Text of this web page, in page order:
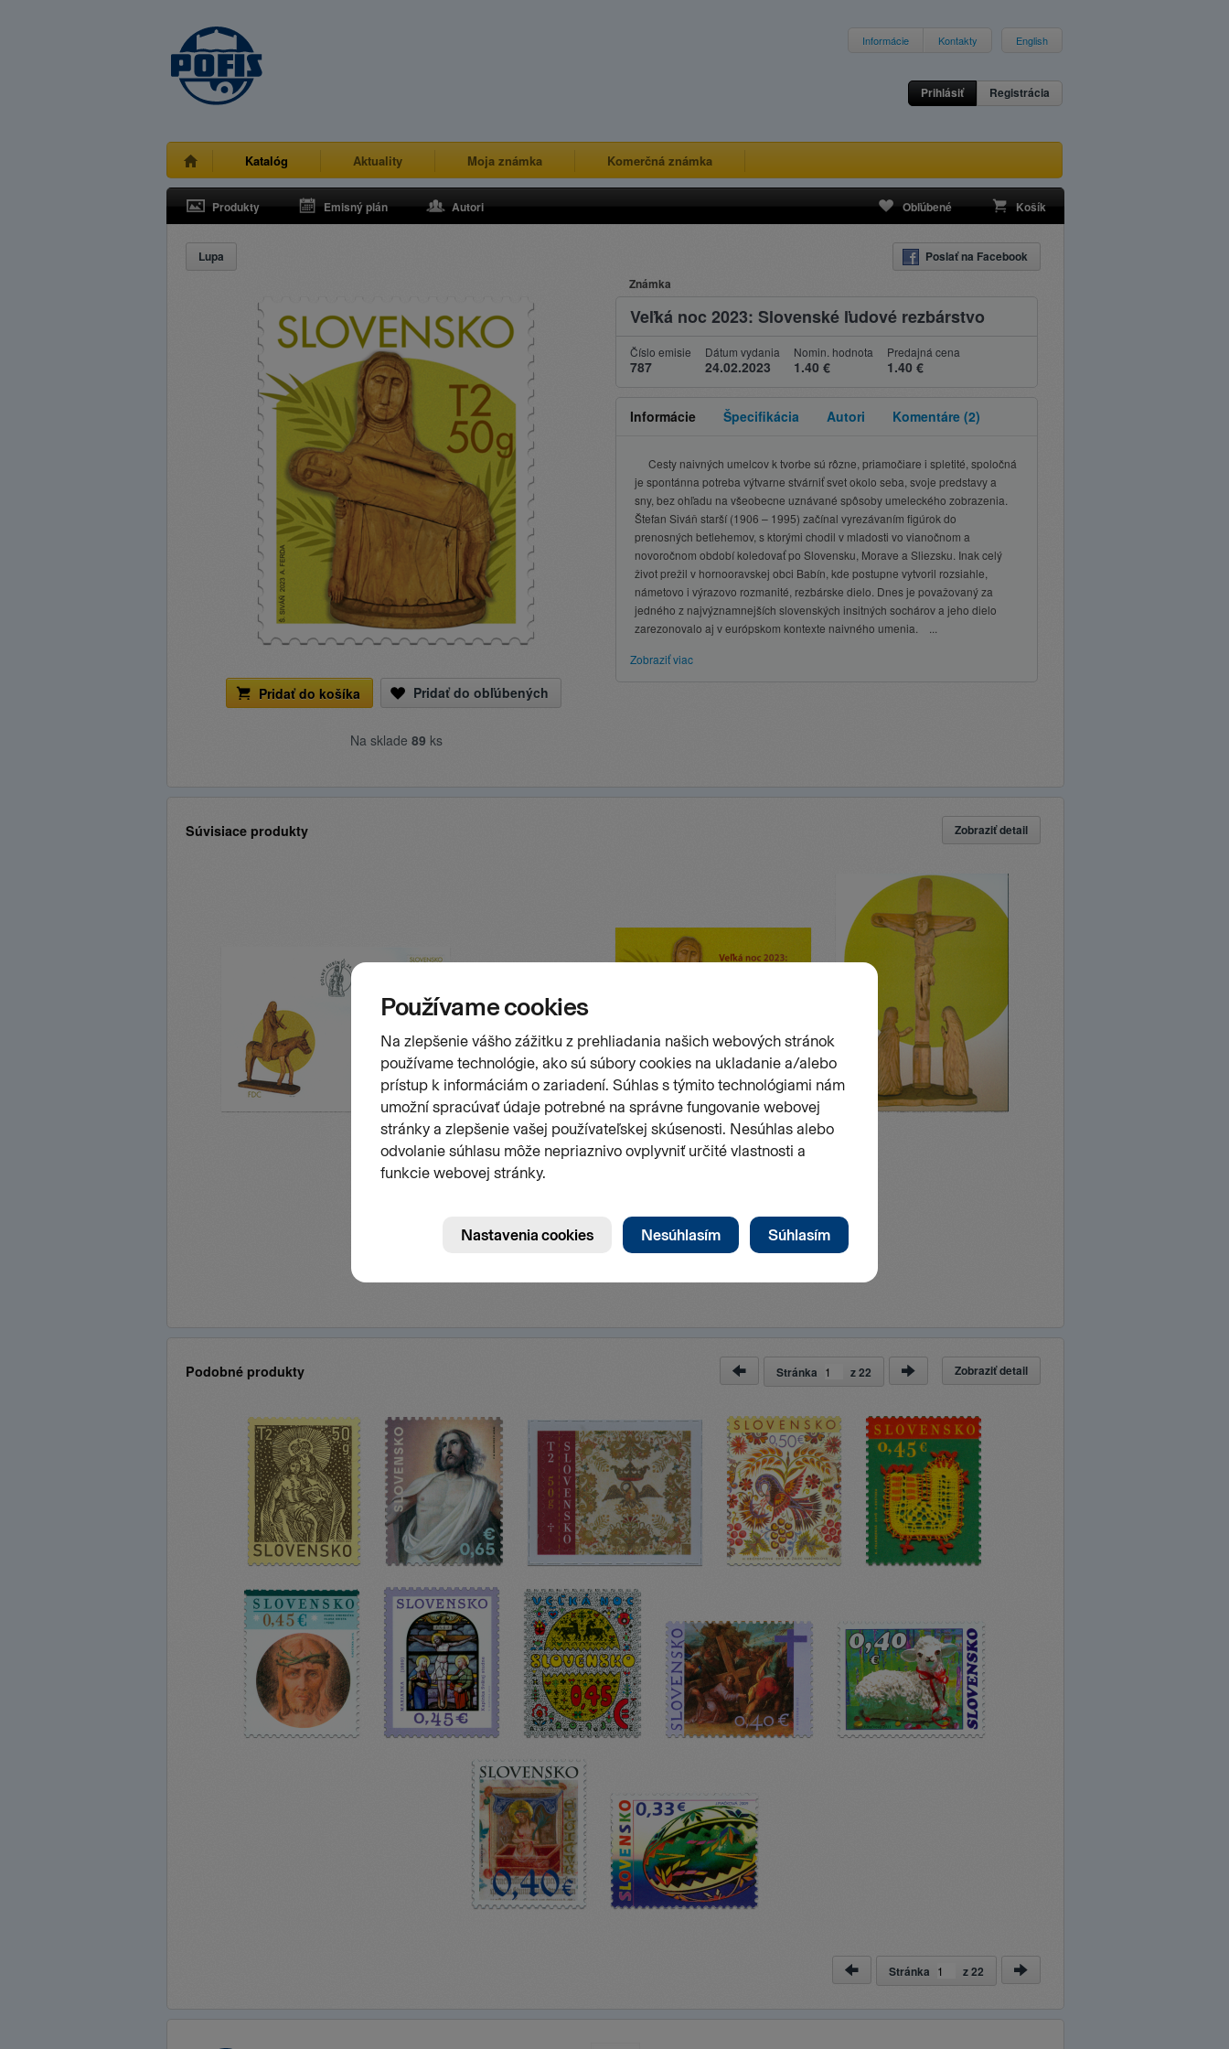
Informácie Kontakty English
Prihlásiť Registrácia
Katalóg Aktuality Moja známka Komerčná známka
Produkty Emisný plán Autori Obľúbené Košík
Lupa Poslať na Facebook
Pridať do košíka Pridať do obľúbených
Na sklade 89 ks
Známka
Veľká noc 2023: Slovenské ľudové rezbárstvo
Číslo emisie
787
Dátum vydania
24.02.2023
Nomin. hodnota
1.40 €
Predajná cena
1.40 €
Informácie Špecifikácia Autori Komentáre (2)
Cesty naivných umelcov k tvorbe sú rôzne, priamočiare i spletité, spoločná
je spontánna potreba výtvarne stvárniť svet okolo seba, svoje predstavy a
sny, bez ohľadu na všeobecne uznávané spôsoby umeleckého zobrazenia.
Štefan Siváň starší (1906 – 1995) začínal vyrezávaním figúrok do
prenosných betlehemov, s ktorými chodil v mladosti vo vianočnom a
novoročnom období koledovať po Slovensku, Morave a Sliezsku. Inak celý
život prežil v hornooravskej obci Babín, kde postupne vytvoril rozsiahle,
námetovo i výrazovo rozmanité, rezbárske dielo. Dnes je považovaný za
jedného z najvýznamnejších slovenských insitných sochárov a jeho dielo
zarezonovalo aj v európskom kontexte naivného umenia. ...
Zobraziť viac
Súvisiace produkty Zobraziť detail
Podobné produkty Zobraziť detail
Stránka z22
Stránka z22